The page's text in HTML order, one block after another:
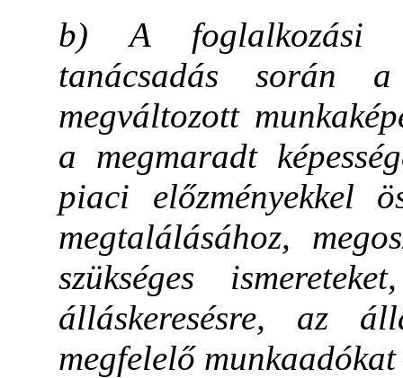
b) A foglalkozási
tanácsadás során
megváltozott
a megmaradt
piaci előzményekkel
megtalálásához,
szükséges
álláskeresésre, az
megfelelő